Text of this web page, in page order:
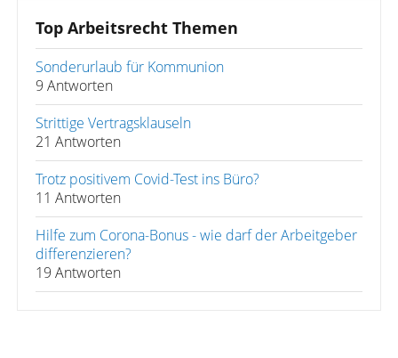
Top Arbeitsrecht Themen
Sonderurlaub für Kommunion
9 Antworten
Strittige Vertragsklauseln
21 Antworten
Trotz positivem Covid-Test ins Büro?
11 Antworten
Hilfe zum Corona-Bonus - wie darf der Arbeitgeber
differenzieren?
19 Antworten